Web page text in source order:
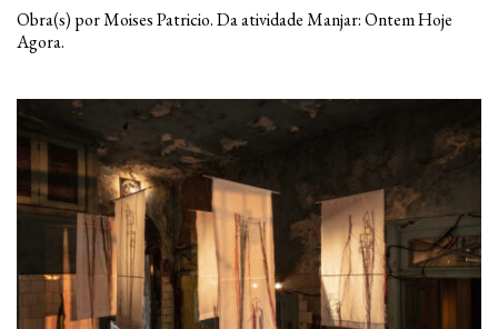
Obra(s) por Moises Patricio. Da atividade Manjar: Ontem Hoje
Agora.